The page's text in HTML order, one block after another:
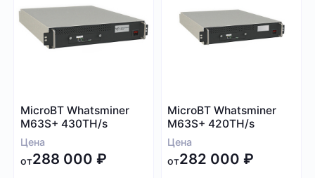
9 000 1 910 000
TH/s MH/s GH/s
MicroBT Whatsminer
M63S+ 430TH/s
Цена
от288 000 ₽
MicroBT Whatsminer
M63S+ 420TH/s
Цена
от282 000₽